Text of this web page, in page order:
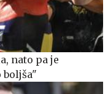
nato pa je
boljša"